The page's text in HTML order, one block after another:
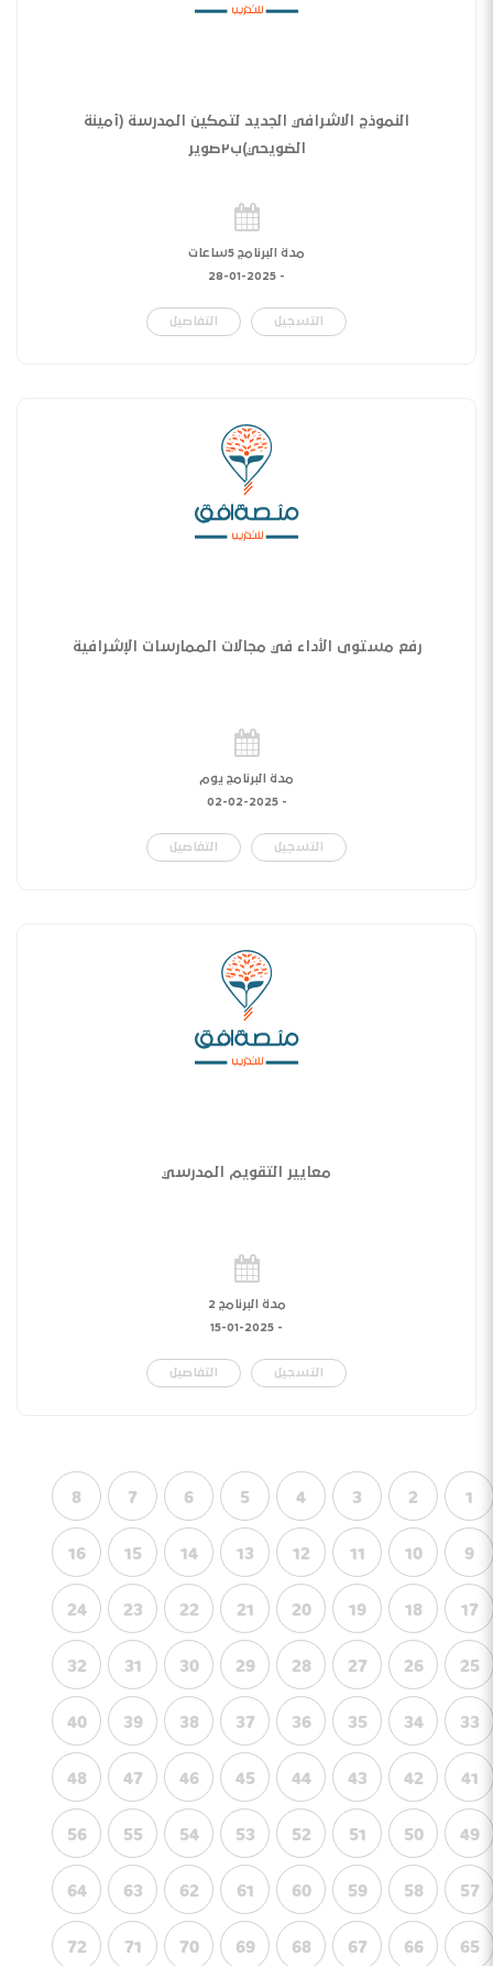
النموذج الاشرافي الجديد لتمكين المدرسة (أمينة
الضويحي)ب٢صوير
مدة البرنامج 5ساعات
-
28-01-2025
التسجيل التفاصيل
رفع مستوى الأداء في مجالات الممارسات الإشرافية
مدة البرنامج يوم
-
02-02-2025
التسجيل التفاصيل
معايير التقويم المدرسي
مدة البرنامج 2
-
15-01-2025
التسجيل التفاصيل
1
2
3
4
5
6
7
8
9
10
11
12
13
14
15
16
17
18
19
20
21
22
23
24
25
26
27
28
29
30
31
32
33
34
35
36
37
38
39
40
41
42
43
44
45
46
47
48
49
50
51
52
53
54
55
56
57
58
59
60
61
62
63
64
65
66
67
68
69
70
71
72